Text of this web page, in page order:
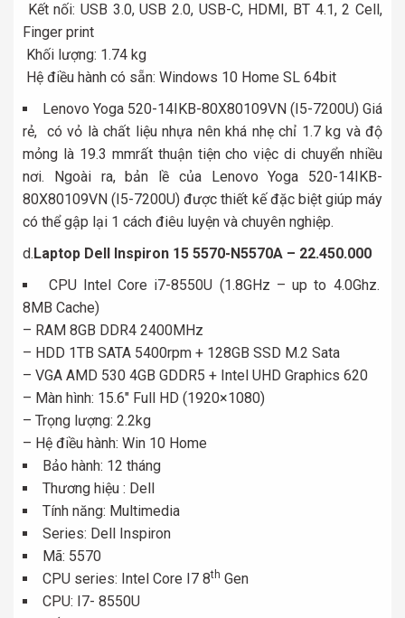
Kết nối: USB 3.0, USB 2.0, USB-C, HDMI, BT 4.1, 2 Cell,
Finger print
Khối lượng: 1.74 kg
Hệ điều hành có sẵn: Windows 10 Home SL 64bit
Lenovo Yoga 520-14IKB-80X80109VN (I5-7200U) Giá
rẻ, có vỏ là chất liệu nhựa nên khá nhẹ chỉ 1.7 kg và độ
mỏng là 19.3 mmrất thuận tiện cho việc di chuyển nhiều
nơi. Ngoài ra, bản lề của Lenovo Yoga 520-14IKB-
80X80109VN (I5-7200U) được thiết kế đặc biệt giúp máy
có thể gập lại 1 cách điêu luyện và chuyên nghiệp.
d.Laptop Dell Inspiron 15 5570-N5570A – 22.450.000
CPU Intel Core i7-8550U (1.8GHz – up to 4.0Ghz.
8MB Cache)
– RAM 8GB DDR4 2400MHz
– HDD 1TB SATA 5400rpm + 128GB SSD M.2 Sata
– VGA AMD 530 4GB GDDR5 + Intel UHD Graphics 620
– Màn hình: 15.6″ Full HD (1920×1080)
– Trọng lượng: 2.2kg
– Hệ điều hành: Win 10 Home
Bảo hành: 12 tháng
Thương hiệu : Dell
Tính năng: Multimedia
Series: Dell Inspiron
Mã: 5570
CPU series: Intel Core I7 8th Gen
CPU: I7- 8550U